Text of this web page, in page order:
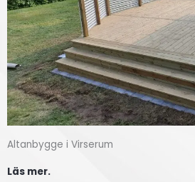
Altanbygge i Virserum
Läs mer.